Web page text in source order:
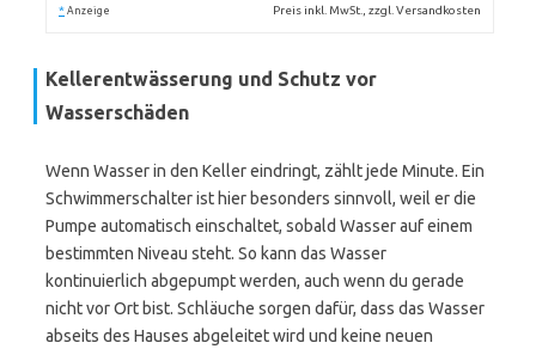
* Anzeige Preis inkl. MwSt., zzgl. Versandkosten
Kellerentwässerung und Schutz vor
Wasserschäden
Wenn Wasser in den Keller eindringt, zählt jede Minute. Ein
Schwimmerschalter ist hier besonders sinnvoll, weil er die
Pumpe automatisch einschaltet, sobald Wasser auf einem
bestimmten Niveau steht. So kann das Wasser
kontinuierlich abgepumpt werden, auch wenn du gerade
nicht vor Ort bist. Schläuche sorgen dafür, dass das Wasser
abseits des Hauses abgeleitet wird und keine neuen